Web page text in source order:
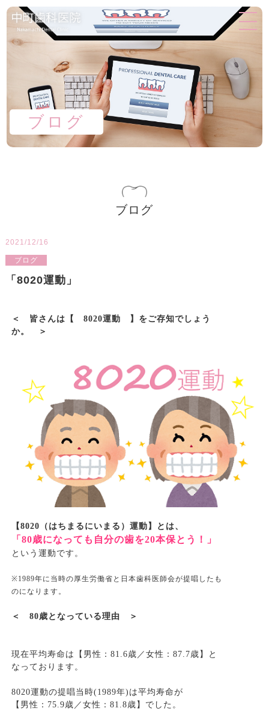
ブログ
ブログ
2021/12/16
ブログ
「8020運動」
＜ 皆さんは【 8020運動 】をご存知でしょう
か。 ＞
【 8020 （はちまるにいまる）運動】とは、
「80歳になっても自分の歯を20本保とう！」
という運動です。
※1989年に当時の厚生労働省と日本歯科医師会が提唱したも
のになります。
＜ 80歳となっている理由 ＞
現在平均寿命は【男性： 81.6歳／女性： 87.7歳】と
なっております。
8020運動の提唱当時(1989年) は平均寿命が
【男性： 75.9歳／女性： 81.8歳】でした。